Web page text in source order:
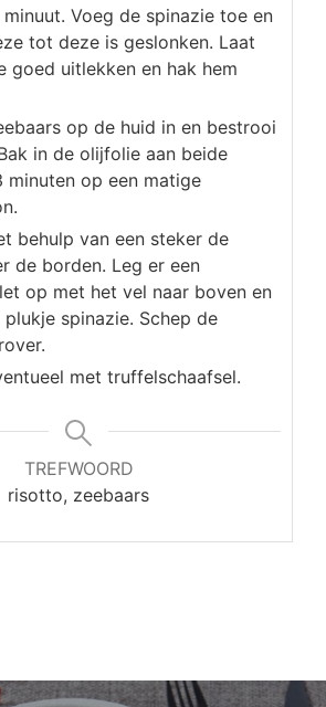
Voeg de spinazie toe en
tot deze is geslonken. Laat
goed uitlekken en hak hem
op de huid in en bestrooi
in de olijfolie aan beide
minuten op een matige
behulp van een steker de
de borden. Leg er een
op met het vel naar boven en
plukje spinazie. Schep de
met truffelschaafsel.
TREFWOORD
risotto, zeebaars